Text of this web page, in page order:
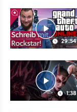
29:54
1:38